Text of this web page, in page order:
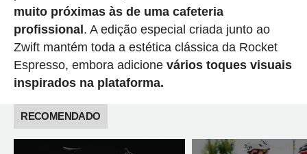
muito próximas às de uma cafeteria
profissional . A edição especial criada junto ao
Zwift mantém toda a estética clássica da Rocket
Espresso, embora adicione vários toques visuais
inspirados na plataforma.
RECOMENDADO